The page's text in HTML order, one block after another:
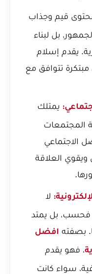
قيم وجذاب
بل لبناء
يقدم إسلام
تتوافق مع
يمتلك
المجتمعات
الاجتماعي
ويقوي العلاقة
لا
فحسب، بل يمتد
بصفته افضل
، فهو يقدم
سواء كانت